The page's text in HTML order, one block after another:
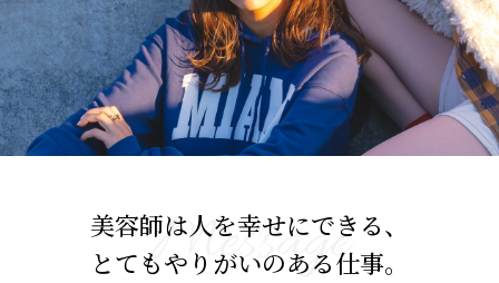
美容師は人を幸せにできる、
とてもやりがいのある仕事。
Message